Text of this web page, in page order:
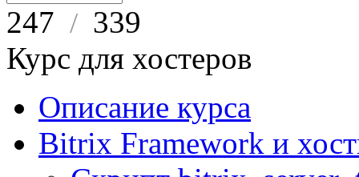
247 / 339
Курс для хостеров
Описание курса
Bitrix Framework и